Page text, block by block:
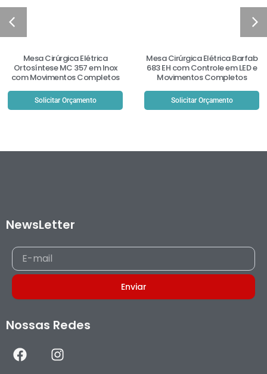
Mesa Cirúrgica Elétrica
Ortosíntese MC 357 em Inox
com Movimentos Completos
Solicitar Orçamento
Mesa Cirúrgica Elétrica Barfab
683 EH com Controle em LED e
Movimentos Completos
Solicitar Orçamento
NewsLetter
E-
mail
Enviar
Nossas Redes
F
a
I
n